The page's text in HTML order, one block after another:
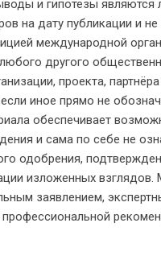
и гипотезы являются
на дату публикации и
международной
другого
проекта,
иное прямо не
обеспечивает
и сама по себе не
одобрения,
изложенных взглядов.
заявлением,